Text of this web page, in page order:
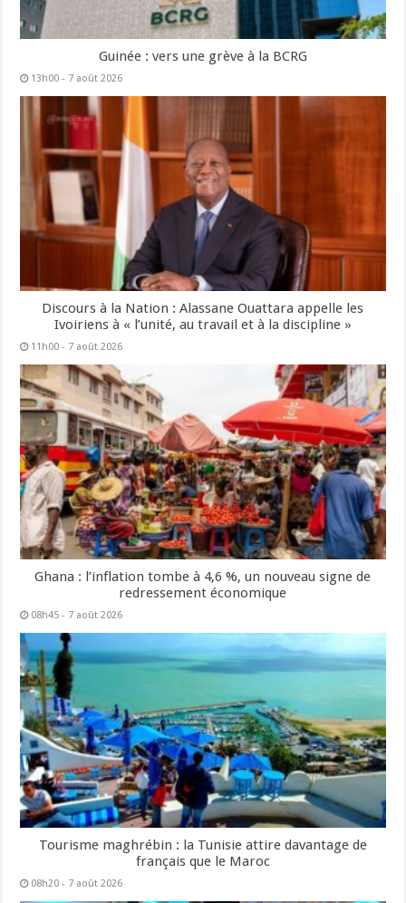
Guinée : vers une grève à la BCRG
13h00 - 7 août 2026
Discours à la Nation : Alassane Ouattara appelle les
Ivoiriens à « l’unité, au travail et à la discipline »
11h00 - 7 août 2026
Ghana : l’inflation tombe à 4,6 %, un nouveau signe de
redressement économique
08h45 - 7 août 2026
Tourisme maghrébin : la Tunisie attire davantage de
français que le Maroc
08h20 - 7 août 2026